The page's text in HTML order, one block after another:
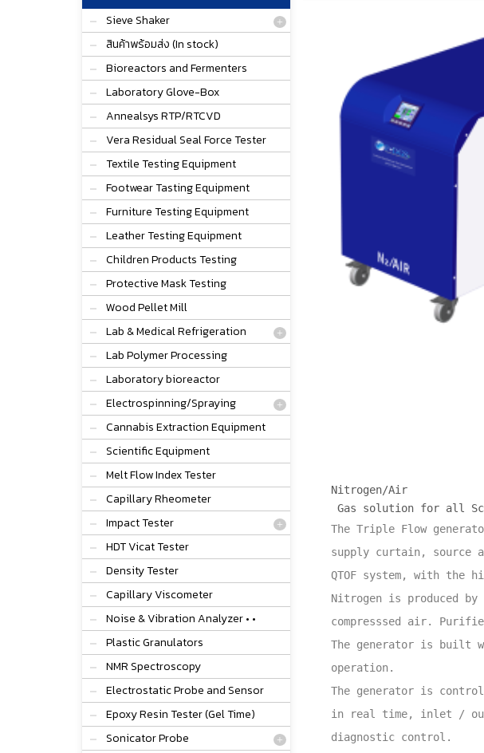
Sieve Shaker
สินค้าพร้อมส่ง (In stock)
Bioreactors and Fermenters
Laboratory Glove-Box
Annealsys RTP/RTCVD
Vera Residual Seal Force Tester
Textile Testing Equipment
Footwear Tasting Equipment
Furniture Testing Equipment
Leather Testing Equipment
Children Products Testing
Protective Mask Testing
Wood Pellet Mill
Lab & Medical Refrigeration
Lab Polymer Processing
Laboratory bioreactor
Electrospinning/Spraying
Cannabis Extraction Equipment
Scientific Equipment
Melt Flow Index Tester
Capillary Rheometer
Impact Tester
HDT Vicat Tester
Density Tester
Capillary Viscometer
Noise & Vibration Analyzer • •
Plastic Granulators
NMR Spectroscopy
Electrostatic Probe and Sensor
Epoxy Resin Tester (Gel Time)
Sonicator Probe
Nitrogen/Air
Gas solution for all
The Triple Flow
supply curtain, source
QTOF system, with the
Nitrogen is produced by
compresssed air.
The generator is built
operation.
The generator is
in real time, inlet /
diagnostic control.